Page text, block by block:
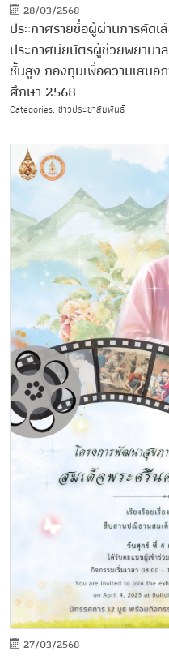
28/03/2568
ประกาศรายชื่อผู้ผ่านการคัดเ
ประกาศนียบัตรผู้ช่วยพยาบา
ชั้นสูง กองทุนเพื่อความเสม
ศึกษา 2568
Categories: ข่าวประชาสัมพันธ์
27/03/2568